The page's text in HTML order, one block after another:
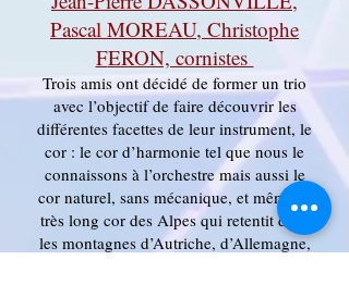
Pascal MOREAU, Christophe
FERON, cornistes
Trois amis ont décidé de former un trio
avec l’objectif de faire découvrir les
différentes facettes de leur instrument, le
cor : le cor d’harmonie tel que nous le
connaissons à l’orchestre mais aussi le
cor naturel, sans mécanique, et même le
très long cor des Alpes qui retentit dans
les montagnes d’Autriche, d’Allemagne,